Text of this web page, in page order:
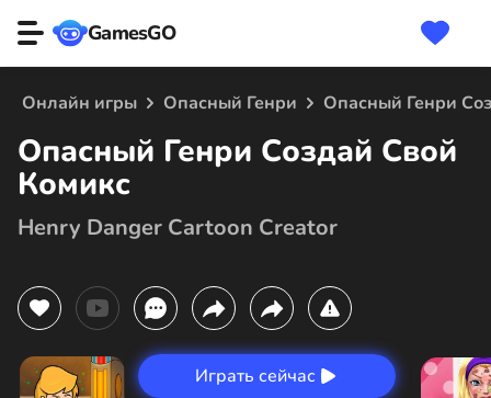
GamesGO
Онлайн игры Опасный Генри Опасный Генри
Опасный Генри Создай Свой
Комикс
Henry Danger Cartoon Creator
Играть сейчас